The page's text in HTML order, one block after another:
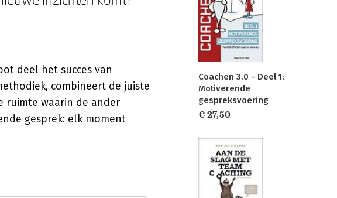
deel het succes van
combineert de juiste
ruimte waarin de ander
gesprek: elk moment
Coachen 3.0 - Deel 1:
Motiverende
gespreksvoering
€ 27,50